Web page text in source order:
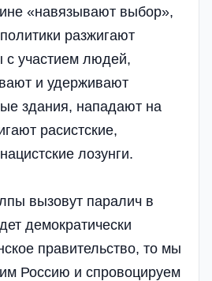
«навязывают выбор»,
разжигают
с участием людей,
и удерживают
здания, нападают на
расистские,
лозунги.
вызовут паралич в
демократически
правительство, то мы
Россию и спровоцируем